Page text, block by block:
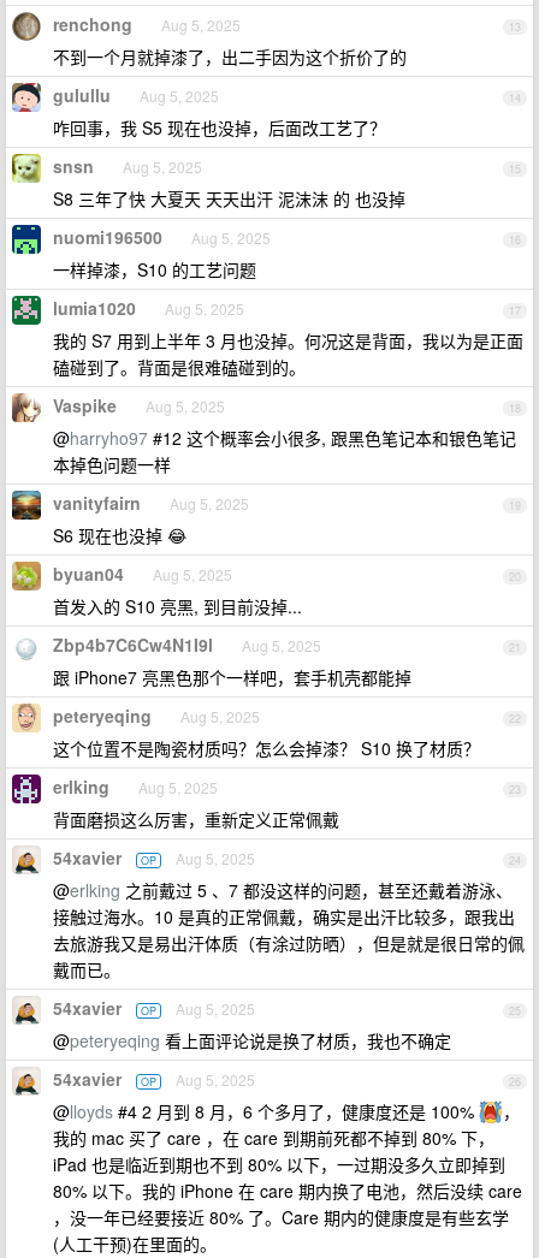
13
renchong Aug 5, 2025
不到一个月就掉漆了，出二手因为这个折价了的
14
gulullu Aug 5, 2025
咋回事，我 S5 现在也没掉，后面改工艺了？
15
snsn Aug 5, 2025
S8 三年了快 大夏天 天天出汗 泥沫沫 的 也没掉
16
nuomi196500 Aug 5, 2025
一样掉漆，S10 的工艺问题
17
lumia1020 Aug 5, 2025
我的 S7 用到上半年 3 月也没掉。何况这是背面，我以为是正面
磕碰到了。背面是很难磕碰到的。
18
Vaspike Aug 5, 2025
@harryho97 #12 这个概率会小很多, 跟黑色笔记本和银色笔记
本掉色问题一样
19
vanityfairn Aug 5, 2025
S6 现在也没掉 😂
20
byuan04 Aug 5, 2025
首发入的 S10 亮黑, 到目前没掉...
21
Zbp4b7C6Cw4N1I9l Aug 5, 2025
跟 iPhone7 亮黑色那个一样吧，套手机壳都能掉
22
peteryeqing Aug 5, 2025
这个位置不是陶瓷材质吗？怎么会掉漆？ S10 换了材质？
23
erlking Aug 5, 2025
背面磨损这么厉害，重新定义正常佩戴
24
54xavier OP Aug 5, 2025
@erlking 之前戴过 5 、7 都没这样的问题，甚至还戴着游泳、
接触过海水。10 是真的正常佩戴，确实是出汗比较多，跟我出
去旅游我又是易出汗体质（有涂过防晒），但是就是很日常的佩
戴而已。
25
54xavier OP Aug 5, 2025
@peteryeqing 看上面评论说是换了材质，我也不确定
26
54xavier OP Aug 5, 2025
@lloyds #4 2 月到 8 月，6 个多月了，健康度还是 100%
，
我的 mac 买了 care ，在 care 到期前死都不掉到 80% 下，
iPad 也是临近到期也不到 80% 以下，一过期没多久立即掉到
80% 以下。我的 iPhone 在 care 期内换了电池，然后没续 care
，没一年已经要接近 80% 了。Care 期内的健康度是有些玄学
(人工干预)在里面的。